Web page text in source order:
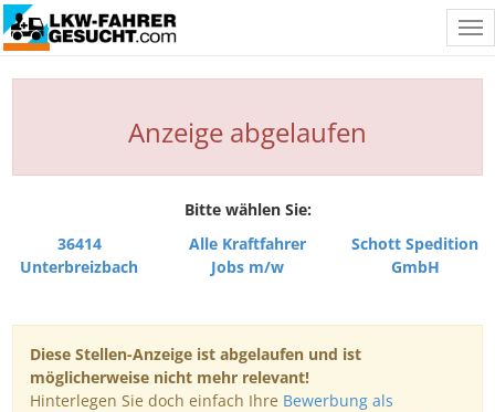
Anzeige abgelaufen
Bitte wählen Sie:
36414
Unterbreizbach
Alle Kraftfahrer
Jobs m/w
Schott Spedition
GmbH
Diese Stellen-Anzeige ist abgelaufen und ist
möglicherweise nicht mehr relevant!
Hinterlegen Sie doch einfach Ihre Bewerbung als